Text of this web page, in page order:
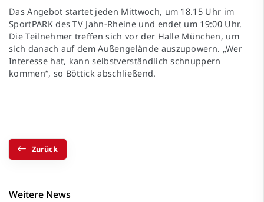
Das Angebot startet jeden Mittwoch, um 18.15 Uhr im
SportPARK des TV Jahn-Rheine und endet um 19:00 Uhr.
Die Teilnehmer treffen sich vor der Halle München, um
sich danach auf dem Außengelände auszupowern. „Wer
Interesse hat, kann selbstverständlich schnuppern
kommen“, so Böttick abschließend.
Zurück
Weitere News